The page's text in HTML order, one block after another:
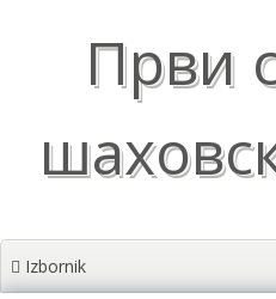
Први
Izbornik